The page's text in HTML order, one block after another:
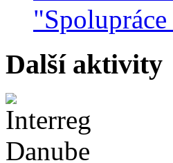
Další aktivity